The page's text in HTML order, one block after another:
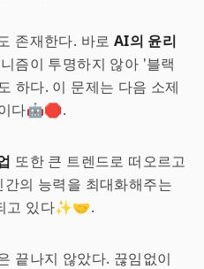
존재한다. 바로 AI의 윤리
즘이 투명하지 않아 '블랙
하다. 이 문제는 다음 소제
다🤖🛑.
또한 큰 트렌드로 떠오르고
의 능력을 최대화해주는
고 있다✨🤝.
끝나지 않았다. 끊임없이